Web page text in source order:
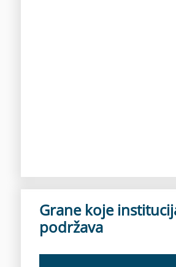
Grane koje
podržava